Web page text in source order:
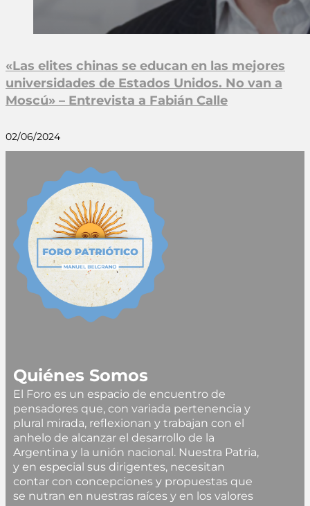
«Las elites chinas se educan en las mejores
universidades de Estados Unidos. No van a
Moscú» – Entrevista a Fabián Calle
02/06/2024
Quiénes Somos
El Foro es un espacio de encuentro de
pensadores que, con variada pertenencia y
plural mirada, reflexionan y trabajan con el
anhelo de alcanzar el desarrollo de la
Argentina y la unión nacional. Nuestra Patria,
y en especial sus dirigentes, necesitan
contar con concepciones y propuestas que
se nutran en nuestras raíces y en los valores